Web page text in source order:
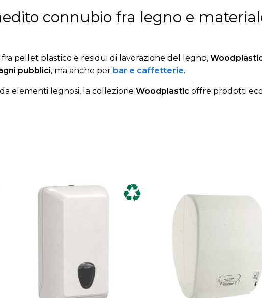
connubio fra legno e
pellet plastico e residui di lavorazione del legno,
pubblici, ma anche per bar e caffetterie.
elementi legnosi, la collezione Woodplastic offre prodotti